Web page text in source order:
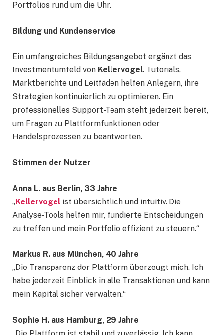
Portfolios rund um die Uhr.
Bildung und Kundenservice
Ein umfangreiches Bildungsangebot ergänzt das
Investmentumfeld von Kellervogel. Tutorials,
Marktberichte und Leitfäden helfen Anlegern, ihre
Strategien kontinuierlich zu optimieren. Ein
professionelles Support-Team steht jederzeit bereit,
um Fragen zu Plattformfunktionen oder
Handelsprozessen zu beantworten.
Stimmen der Nutzer
Anna L. aus Berlin, 33 Jahre
„Kellervogel ist übersichtlich und intuitiv. Die
Analyse-Tools helfen mir, fundierte Entscheidungen
zu treffen und mein Portfolio effizient zu steuern.“
Markus R. aus München, 40 Jahre
„Die Transparenz der Plattform überzeugt mich. Ich
habe jederzeit Einblick in alle Transaktionen und kann
mein Kapital sicher verwalten.“
Sophie H. aus Hamburg, 29 Jahre
„Die Plattform ist stabil und zuverlässig. Ich kann